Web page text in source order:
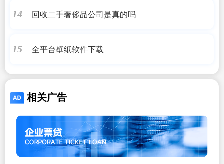
14 回收二手奢侈品公司是真的吗
15 全平台壁纸软件下载
相关广告